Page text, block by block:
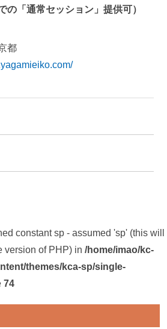
の「通常セッション」提供可）
都
constant sp - assumed 'sp' (this will
version of PHP) in /home/imao/kc-
themes/kca-sp/single-
74